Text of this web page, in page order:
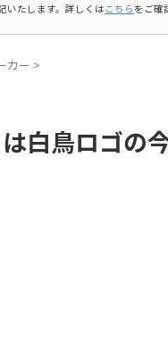
いたします。詳しくは こちら をご確
カー >
白鳥ロゴの